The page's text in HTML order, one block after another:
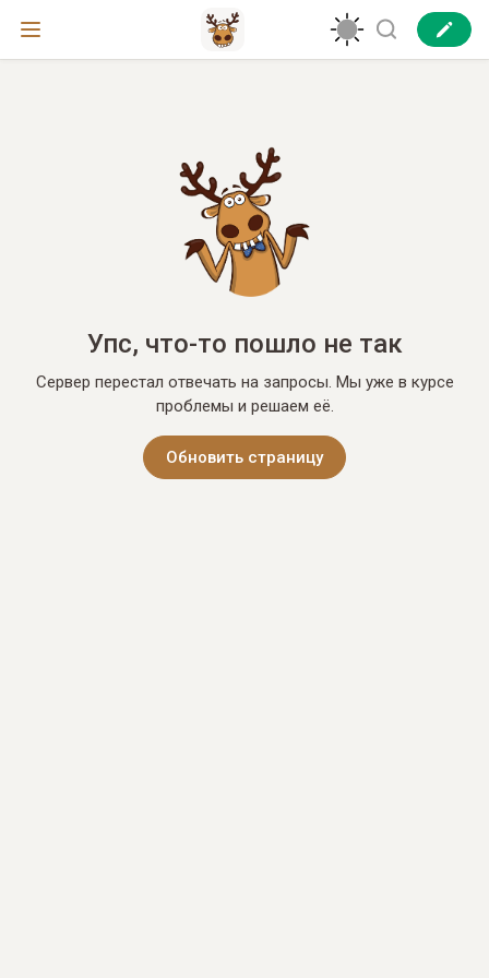
Упс, что-то пошло не так
Сервер перестал отвечать на запросы. Мы уже в курсе
проблемы и решаем её.
Обновить страницу